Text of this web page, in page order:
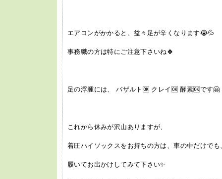
エアコンがかかると、益々足が辛くなります😭💦
事務職の方は特にご注意下さいね🍀
足の浮腫には、 バザルト🆗 クレイ🆗 酵素🆗です🤗
これから休みが沢山ありますが、
着圧ハイソックスをお持ちの方は、車の中だけでも
履いてお出かけしてみて下さい✨